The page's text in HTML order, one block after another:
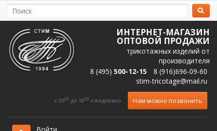
ИНТЕРНЕТ-МАГАЗИН
ОПТОВОЙ ПРОДАЖИ
трикотажных изделий от
производителя
8 (495) 500-12-15
8 (916)696-09-60
stim-tricotage@mail.ru
c 0900 до 1800 ежедневно Нам можно позвонить